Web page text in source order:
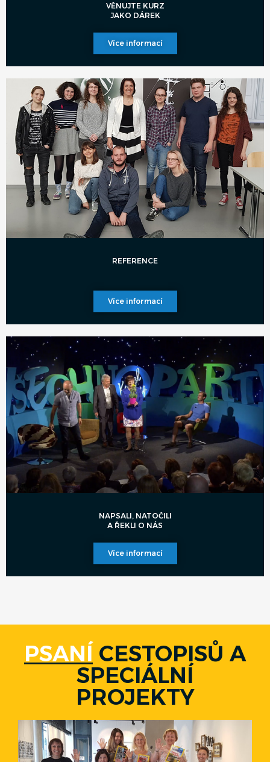
VĚNUJTE KURZ
JAKO DÁREK
Více informací
REFERENCE
Více informací
NAPSALI, NATOČILI
A ŘEKLI O NÁS
Více informací
PSANÍ CESTOPISŮ A
SPECIÁLNÍ
PROJEKTY